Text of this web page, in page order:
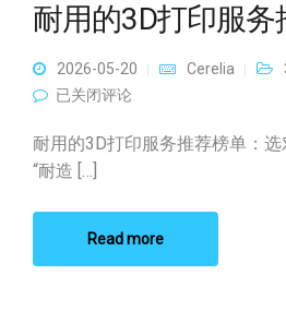
耐用的3D打印服务
2026-05-20 Cerelia
耐用的3D打印服务推荐榜单
已关闭评论
耐用的3D打印服务推荐榜单：
“耐造 […]
Read more